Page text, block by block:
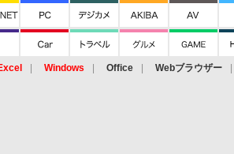
Windows Office Webブラウザー